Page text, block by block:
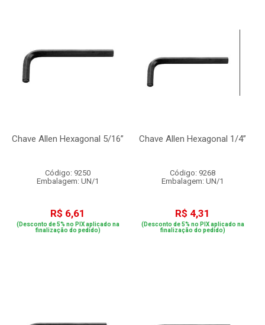
Chave Allen Hexagonal 5/16”
Código: 9250
Embalagem: UN/1
R$ 6,61
(Desconto de 5% no PIX aplicado na
finalização do pedido)
Chave Allen Hexagonal 1/4”
Código: 9268
Embalagem: UN/1
R$ 4,31
(Desconto de 5% no PIX aplicado na
finalização do pedido)